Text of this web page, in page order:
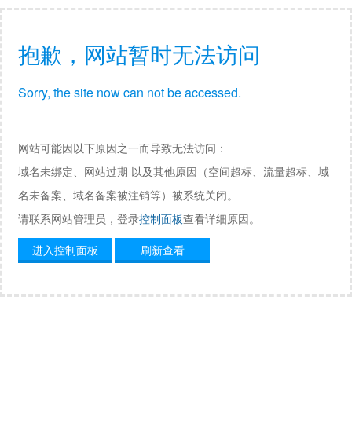
抱歉，网站暂时无法访问
Sorry, the site now can not be accessed.
网站可能因以下原因之一而导致无法访问：
域名未绑定、网站过期 以及其他原因（空间超标、流量超标、域
名未备案、域名备案被注销等）被系统关闭。
请联系网站管理员，登录控制面板查看详细原因。
进入控制面板
刷新查看